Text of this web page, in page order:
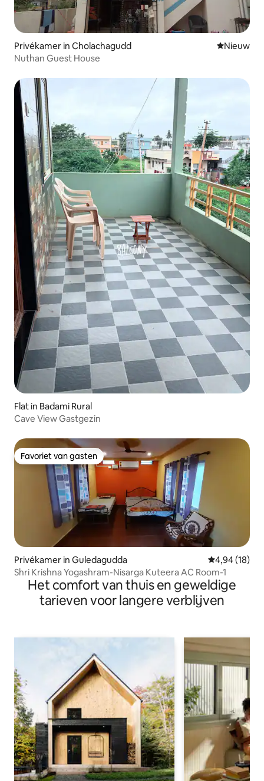
Privékamer in Cholachagudd Nieuwe
Nieuw
Nuthan Guest House
Flat in Badami Rural
Cave View Gastgezin
Favoriet van gasten
Favoriet van gasten
Privékamer in Guledagudda Gemiddelde
4,94 (18)
Shri Krishna Yogashram-Nisarga Kuteera AC Room-1
Het comfort van thuis en geweldige
tarieven voor langere verblijven